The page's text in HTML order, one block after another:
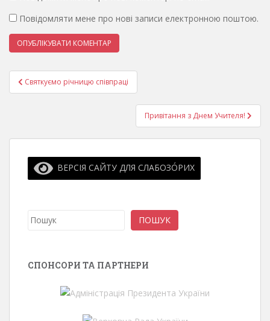
Повідомляти мене про нові записи електронною поштою.
Навігація
записів
Святкуємо річницю співпраці
Привітання з Днем Учителя!
ВЕРСІЯ САЙТУ ДЛЯ СЛАБОЗО́РИХ
Пошук ПОШУК
СПОНСОРИ ТА ПАРТНЕРИ